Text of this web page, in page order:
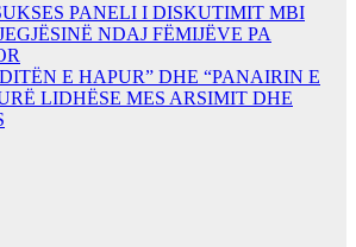
PANELI I DISKUTIMIT MBI
NDAJ FËMIJËVE PA
E HAPUR” DHE “PANAIRIN E
LIDHËSE MES ARSIMIT DHE